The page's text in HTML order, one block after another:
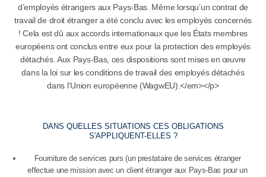
d’employés étrangers aux Pays-Bas. Même lorsqu’un contrat de
travail de droit étranger a été conclu avec les employés concernés
! Cela est dû aux accords internationaux que les États membres
européens ont conclus entre eux pour la protection des employés
détachés. Aux Pays-Bas, ces dispositions sont mises en œuvre
dans la loi sur les conditions de travail des employés détachés
dans l’Union européenne (WagwEU).</em></p>
DANS QUELLES SITUATIONS CES OBLIGATIONS
S'APPLIQUENT-ELLES ?
Fourniture de services purs (un prestataire de services étranger
effectue une mission avec un client étranger aux Pays-Bas pour un